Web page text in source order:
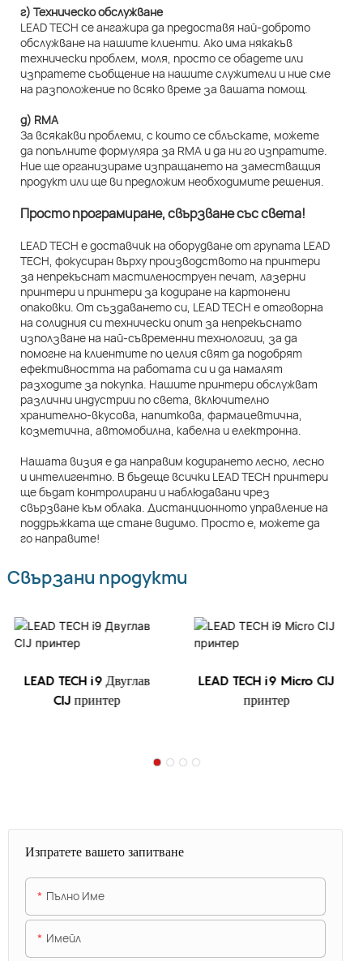
г) Техническо обслужване
LEAD TECH се ангажира да предоставя най-доброто
обслужване на нашите клиенти. Ако има някакъв
технически проблем, моля, просто се обадете или
изпратете съобщение на нашите служители и ние сме
на разположение по всяко време за вашата помощ.
д) RMA
За всякакви проблеми, с които се сблъскате, можете
да попълните формуляра за RMA и да ни го изпратите.
Ние ще организираме изпращането на заместващия
продукт или ще ви предложим необходимите решения.
Просто програмиране, свързване със света!
LEAD TECH е доставчик на оборудване от групата LEAD
TECH, фокусиран върху производството на принтери
за непрекъснат мастиленоструен печат, лазерни
принтери и принтери за кодиране на картонени
опаковки. От създаването си, LEAD TECH е отговорна
на солидния си технически опит за непрекъснато
използване на най-съвременни технологии, за да
помогне на клиентите по целия свят да подобрят
ефективността на работата си и да намалят
разходите за покупка. Нашите принтери обслужват
различни индустрии по света, включително
хранително-вкусова, напиткова, фармацевтична,
козметична, автомобилна, кабелна и електронна.
Нашата визия е да направим кодирането лесно, лесно
и интелигентно. В бъдеще всички LEAD TECH принтери
ще бъдат контролирани и наблюдавани чрез
свързване към облака. Дистанционното управление на
поддръжката ще стане видимо. Просто е, можете да
го направите!
Свързани продукти
LEAD TECH i9 Двуглав
CIJ принтер
LEAD TECH i9 Micro CIJ
принтер
Изпратете вашето запитване
Пълно Име
Имейл